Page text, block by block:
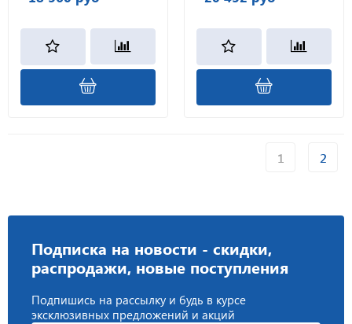
1 2
Подписка на новости - скидки,
распродажи, новые поступления
Подпишись на рассылку и будь в курсе
эксклюзивных предложений и акций